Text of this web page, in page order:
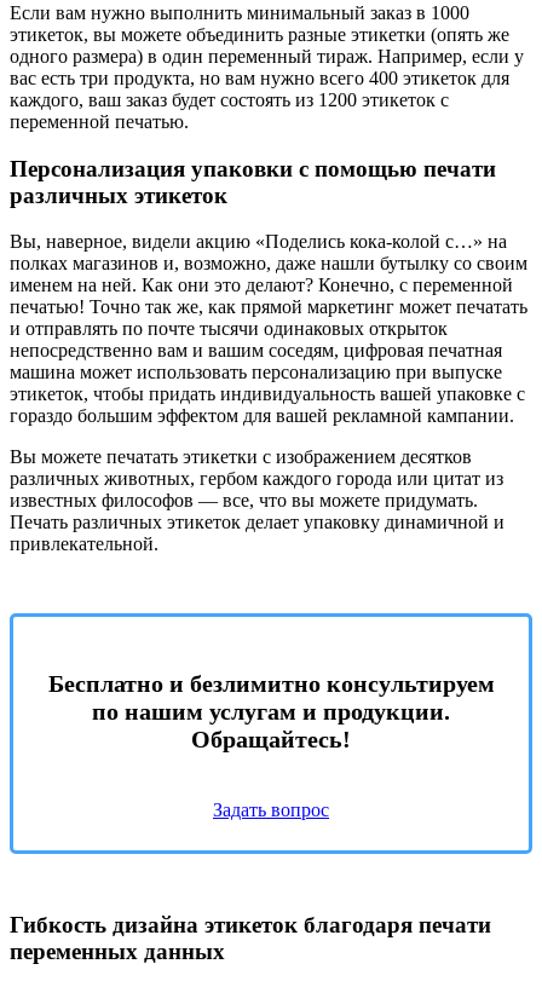
Если вам нужно выполнить минимальный заказ в 1000
этикеток, вы можете объединить разные этикетки (опять же
одного размера) в один переменный тираж. Например, если у
вас есть три продукта, но вам нужно всего 400 этикеток для
каждого, ваш заказ будет состоять из 1200 этикеток с
переменной печатью.
Персонализация упаковки с помощью печати
различных этикеток
Вы, наверное, видели акцию «Поделись кока-колой с…» на
полках магазинов и, возможно, даже нашли бутылку со своим
именем на ней. Как они это делают? Конечно, с переменной
печатью! Точно так же, как прямой маркетинг может печатать
и отправлять по почте тысячи одинаковых открыток
непосредственно вам и вашим соседям, цифровая печатная
машина может использовать персонализацию при выпуске
этикеток, чтобы придать индивидуальность вашей упаковке с
гораздо большим эффектом для вашей рекламной кампании.
Вы можете печатать этикетки с изображением десятков
различных животных, гербом каждого города или цитат из
известных философов — все, что вы можете придумать.
Печать различных этикеток делает упаковку динамичной и
привлекательной.
Бесплатно и безлимитно консультируем
по нашим услугам и продукции.
Обращайтесь!
Задать вопрос
Гибкость дизайна этикеток благодаря печати
переменных данных